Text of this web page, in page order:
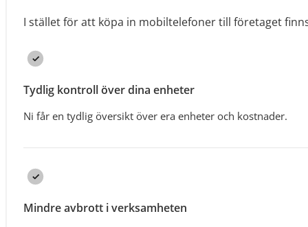
I stället för att köpa in mobiltelefoner till företaget
Tydlig kontroll över dina enheter
Ni får en tydlig översikt över era enheter och kostnader.
Mindre avbrott i verksamheten